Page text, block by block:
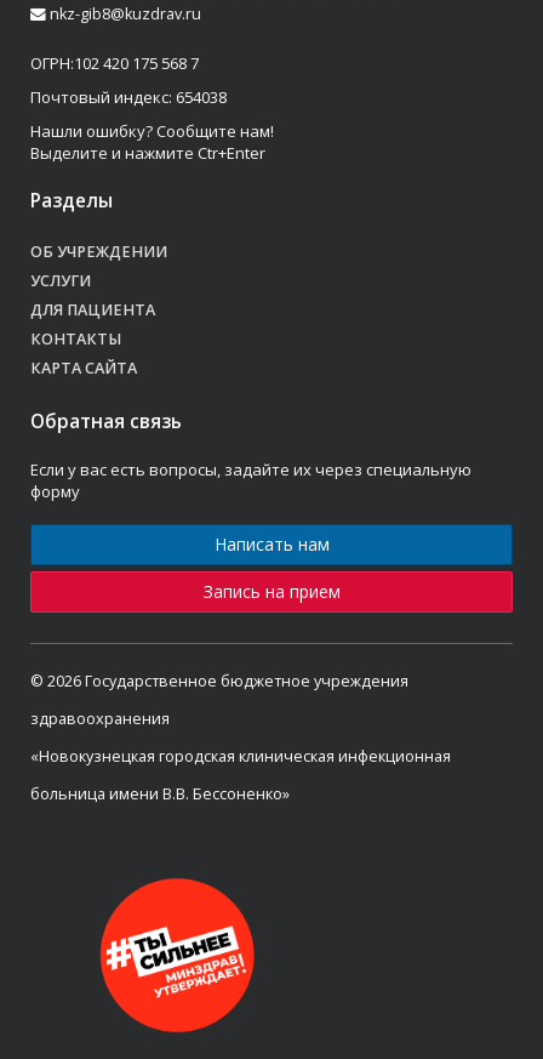
nkz-gib8@kuzdrav.ru
ОГРН:102 420 175 568 7
Почтовый индекс: 654038
Нашли ошибку? Сообщите нам!
Выделите и нажмите Ctr+Enter
Разделы
ОБ УЧРЕЖДЕНИИ
УСЛУГИ
ДЛЯ ПАЦИЕНТА
КОНТАКТЫ
КАРТА САЙТА
Обратная связь
Если у вас есть вопросы, задайте их через специальную
форму
Написать нам
Запись на прием
© 2026 Государственное бюджетное учреждения
здравоохранения
«Новокузнецкая городская клиническая инфекционная
больница имени В.В. Бессоненко»